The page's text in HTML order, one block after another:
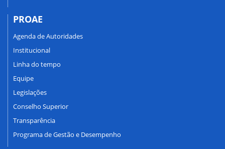
PROAE
Agenda de Autoridades
Institucional
Linha do tempo
Equipe
Legislações
Conselho Superior
Transparência
Programa de Gestão e Desempenho